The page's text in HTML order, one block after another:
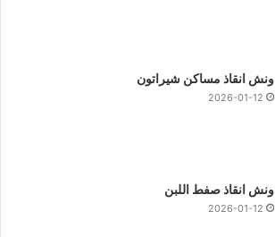
ونش انقاذ مساكن شيراتون
2026-01-12
ونش انقاذ صفط اللبن
2026-01-12